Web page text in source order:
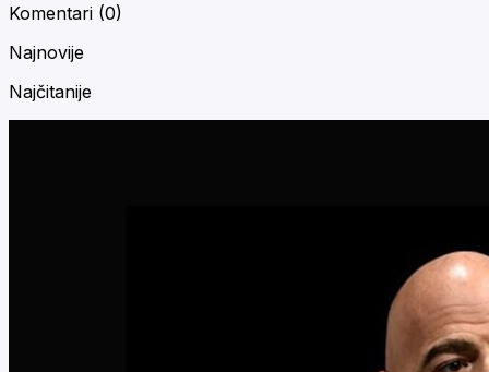
Komentari (0)
Najnovije
Najčitanije